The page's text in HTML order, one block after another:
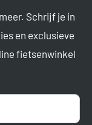
Schrijf je in
en exclusieve
fietsenwinkel